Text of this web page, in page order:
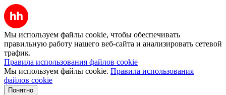
Мы используем файлы cookie, чтобы обеспечивать
правильную работу нашего веб-сайта и анализировать сетевой
трафик.
Правила использования файлов cookie
Мы используем файлы cookie. Правила использования
файлов cookie
Понятно